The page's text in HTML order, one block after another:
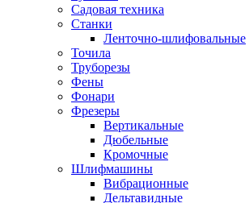
Садовая техника
Станки
Ленточно-шлифовальные
Точила
Труборезы
Фены
Фонари
Фрезеры
Вертикальные
Дюбельные
Кромочные
Шлифмашины
Вибрационные
Дельтавидные